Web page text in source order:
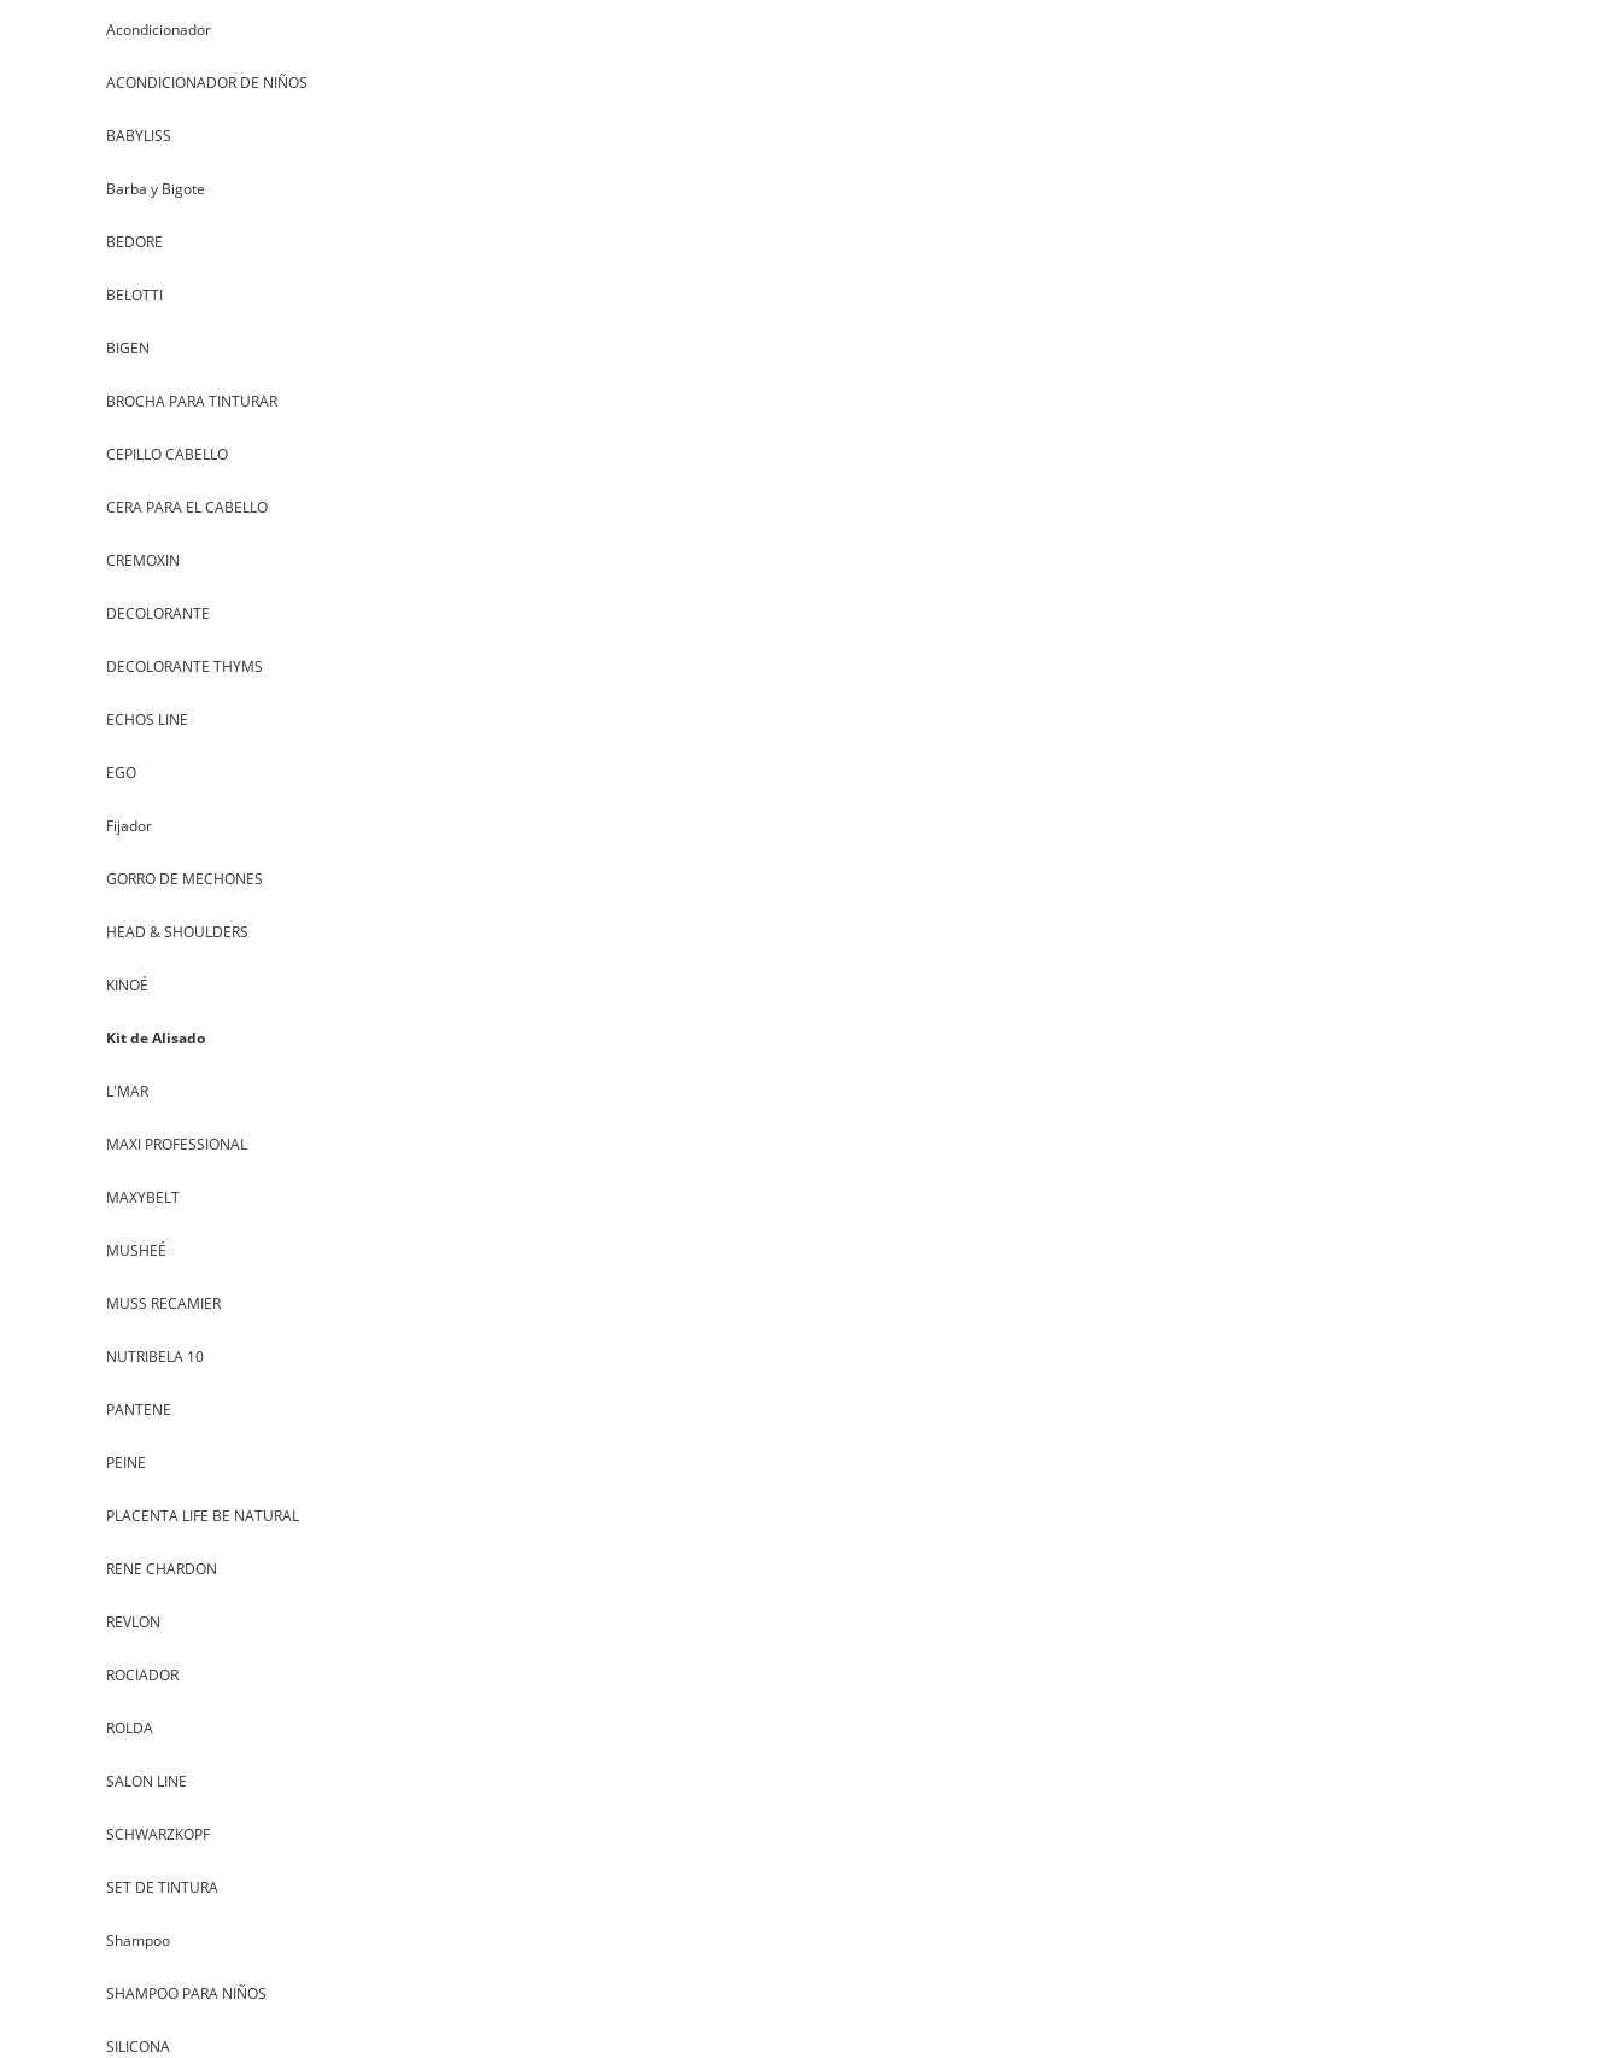
Acondicionador
ACONDICIONADOR DE NIÑOS
BABYLISS
Barba y Bigote
BEDORE
BELOTTI
BIGEN
BROCHA PARA TINTURAR
CEPILLO CABELLO
CERA PARA EL CABELLO
CREMOXIN
DECOLORANTE
DECOLORANTE THYMS
ECHOS LINE
EGO
Fijador
GORRO DE MECHONES
HEAD & SHOULDERS
KINOÉ
Kit de Alisado
L'MAR
MAXI PROFESSIONAL
MAXYBELT
MUSHEÉ
MUSS RECAMIER
NUTRIBELA 10
PANTENE
PEINE
PLACENTA LIFE BE NATURAL
RENE CHARDON
REVLON
ROCIADOR
ROLDA
SALON LINE
SCHWARZKOPF
SET DE TINTURA
Shampoo
SHAMPOO PARA NIÑOS
SILICONA